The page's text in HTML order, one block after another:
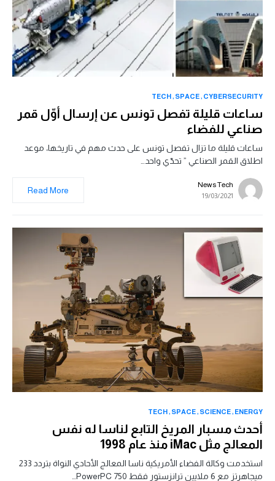
CYBERSECURITY
SPACE
TECH
ساعات قليلة تفصل تونس عن إرسال أوّل قمر
صناعي للفضاء
ساعات قليلة ما تزال تفصل تونس على حدث مهم في تاريخها، موعد
اطلاق القمر الصناعي ” تحدّي واحد…
News Tech
19/03/2021
Read More
ENERGY
SCIENCE
SPACE
TECH
أحدث مسبار المريخ التابع لناسا له نفس
المعالج مثل iMac منذ عام 1998
استخدمت وكالة الفضاء الأمريكية ناسا المعالج الأحادي النواة بتردد 233
ميجاهرتز مع 6 ملايين ترانزستور فقط PowerPC 750…